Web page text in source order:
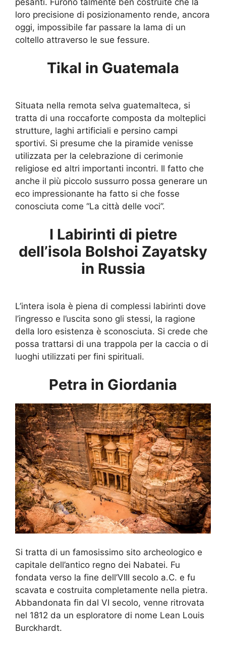
pesanti. Furono talmente ben costruite che la
loro precisione di posizionamento rende, ancora
oggi, impossibile far passare la lama di un
coltello attraverso le sue fessure.
Tikal in Guatemala
Situata nella remota selva guatemalteca, si
tratta di una roccaforte composta da molteplici
strutture, laghi artificiali e persino campi
sportivi. Si presume che la piramide venisse
utilizzata per la celebrazione di cerimonie
religiose ed altri importanti incontri. Il fatto che
anche il più piccolo sussurro possa generare un
eco impressionante ha fatto si che fosse
conosciuta come “La città delle voci”.
I Labirinti di pietre
dell’isola Bolshoi Zayatsky
in Russia
L’intera isola è piena di complessi labirinti dove
l’ingresso e l’uscita sono gli stessi, la ragione
della loro esistenza è sconosciuta. Si crede che
possa trattarsi di una trappola per la caccia o di
luoghi utilizzati per fini spirituali.
Petra in Giordania
Si tratta di un famosissimo sito archeologico e
capitale dell’antico regno dei Nabatei. Fu
fondata verso la fine dell’VIII secolo a.C. e fu
scavata e costruita completamente nella pietra.
Abbandonata fin dal VI secolo, venne ritrovata
nel 1812 da un esploratore di nome Lean Louis
Burckhardt.